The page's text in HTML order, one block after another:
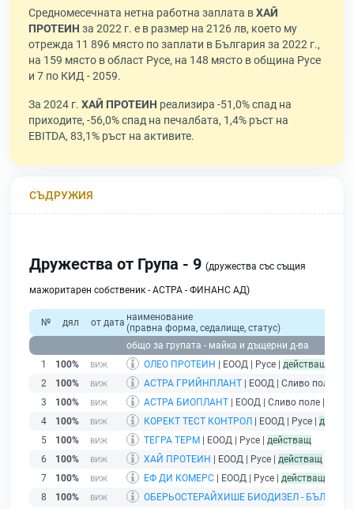
Средномесечната нетна работна заплата вХАЙ
ПРОТЕИН за 2022 г. е в размер на 2126 лв, което му
отрежда 11 896 място по заплати в България за 2022 г.,
на 159 място в област Русе, на 148 място в община Русе
и 7 по КИД - 2059.
За 2024 г. ХАЙ ПРОТЕИН реализира -51,0% спад на
приходите, -56,0% спад на печалбата, 1,4% ръст на
EBITDA, 83,1% ръст на активите.
СЪДРУЖИЯ
Дружества от Група - 9 (дружества със същия
мажоритарен собственик - АСТРА - ФИНАНС АД)
№ дял от дата наименование
(правна форма, седалище, статус)
общо за групата - майка и дъщерни д-ва
1
100% ОЛЕО ПРОТЕИН | ЕООД | Русе | действащ
2
100% АСТРА ГРИЙНПЛАНТ | ЕООД | Сливо поле |
3
100% АСТРА БИОПЛАНТ | ЕООД | Сливо поле |
4
100% КОРЕКТ ТЕСТ КОНТРОЛ | ЕООД | Русе |
5
100% ТЕГРА ТЕРМ | ЕООД | Русе | действащ
6
100% ХАЙ ПРОТЕИН | ЕООД | Русе | действащ
7
100% ЕФ ДИ КОМЕРС | ЕООД | Русе | действащ
8
100%
ОБЕРЬОСТЕРАЙХИШЕ БИОДИЗЕЛ -